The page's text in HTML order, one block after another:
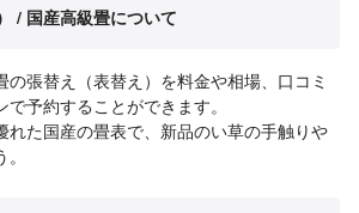
/ 国産高級畳について
の張替え（表替え）を料金や相場、口コミ
予約することができます。
れた国産の畳表で、新品のい草の手触りや